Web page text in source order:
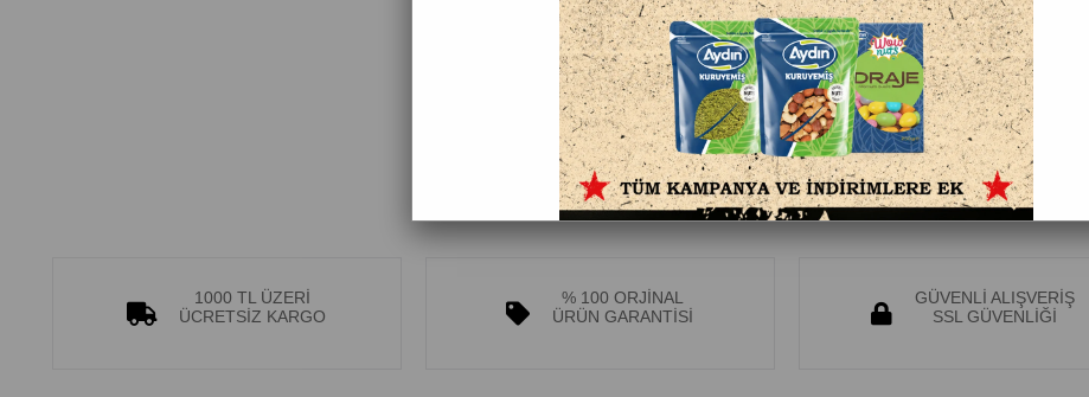
1000 TL ÜZERİ
ÜCRETSİZ KARGO
% 100 ORJİNAL
ÜRÜN GARANTİSİ
GÜVENLİ ALIŞVERİŞ
SSL GÜVENLİĞİ